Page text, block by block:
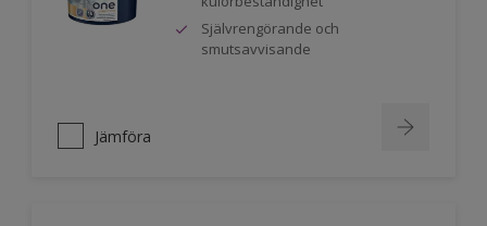
Självrengörande och
smutsavvisande
Jämföra